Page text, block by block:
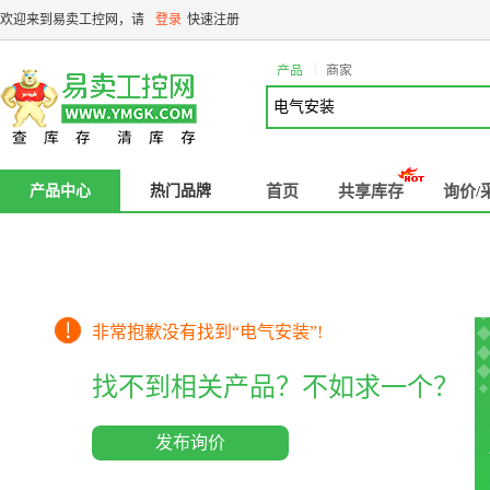
欢迎来到易卖工控网，请 登录 快速注册
产品 商家
产品中心 热门品牌 首页 共享库存 询价/
非常抱歉没有找到“电气安装”!
找不到相关产品？不如求一个？
发布询价